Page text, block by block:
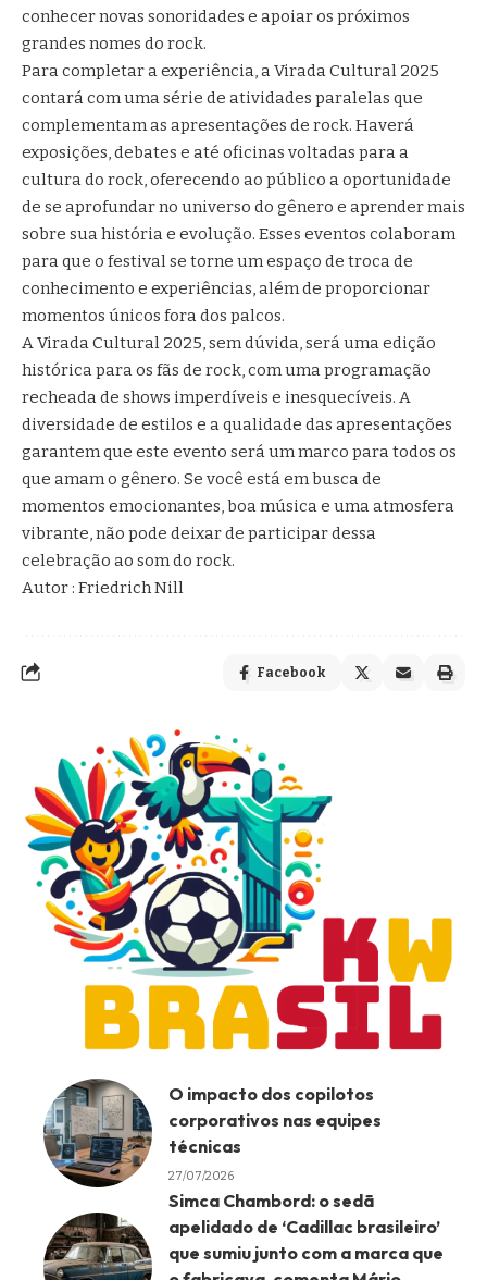
conhecer novas sonoridades e apoiar os próximos
grandes nomes do rock.
Para completar a experiência, a Virada Cultural 2025
contará com uma série de atividades paralelas que
complementam as apresentações de rock. Haverá
exposições, debates e até oficinas voltadas para a
cultura do rock, oferecendo ao público a oportunidade
de se aprofundar no universo do gênero e aprender mais
sobre sua história e evolução. Esses eventos colaboram
para que o festival se torne um espaço de troca de
conhecimento e experiências, além de proporcionar
momentos únicos fora dos palcos.
A Virada Cultural 2025, sem dúvida, será uma edição
histórica para os fãs de rock, com uma programação
recheada de shows imperdíveis e inesquecíveis. A
diversidade de estilos e a qualidade das apresentações
garantem que este evento será um marco para todos os
que amam o gênero. Se você está em busca de
momentos emocionantes, boa música e uma atmosfera
vibrante, não pode deixar de participar dessa
celebração ao som do rock.
Autor : Friedrich Nill
Facebook
O impacto dos copilotos
corporativos nas equipes
técnicas
27/07/2026
Simca Chambord: o sedã
apelidado de ‘Cadillac brasileiro’
que sumiu junto com a marca que